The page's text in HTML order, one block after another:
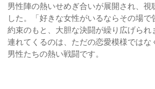
男性陣の熱いせめぎ合いが展開され、視
した。「好きな女性がいるならその場で
約束のもと、大胆な決闘が繰り広げられ
連れてくるのは、ただの恋愛模様ではな
男性たちの熱い戦闘です。